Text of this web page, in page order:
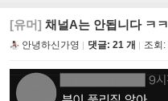
[유머] 채널A는 안됩니다 ㅋㅋ
안녕하신가영 댓글: 21 개 조회: